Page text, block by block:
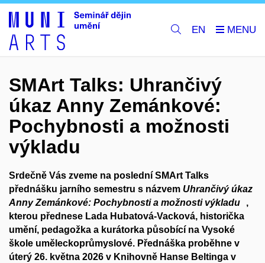
EN
SMArt Talks: Uhrančivý
úkaz Anny Zemánkové:
Pochybnosti a možnosti
výkladu
Srdečně Vás zveme na poslední SMArt Talks
přednášku jarního semestru s názvem Uhrančivý úkaz
Anny Zemánkové: Pochybnosti a možnosti výkladu
,
kterou přednese Lada Hubatová-Vacková, historička
umění, pedagožka a kurátorka působící na Vysoké
škole uměleckoprůmyslové. Přednáška proběhne v
úterý 26. května 2026 v Knihovně Hanse Beltinga v